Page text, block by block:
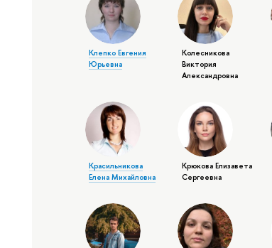
Клепко Евгения
Юрьевна
Колесникова
Виктория
Александровна
Красильникова
Елена Михайловна
Крюкова Елизавета
Сергеевна